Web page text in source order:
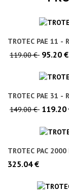
TROTEC PAE 11
119.00 € 95.20 €
TROTEC PAE 31
149.00 € 119.20
TROTEC PAC
325.04 €